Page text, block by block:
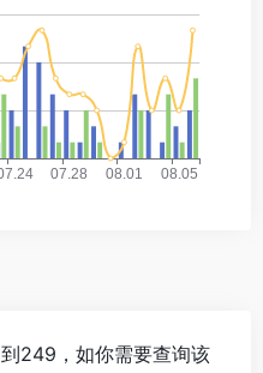
249，如你需要查询该